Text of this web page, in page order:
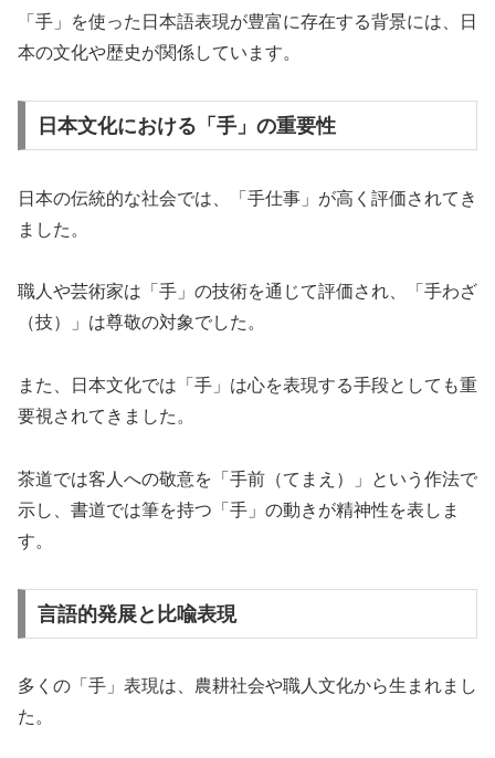
「手」を使った日本語表現が豊富に存在する背景には、日
本の文化や歴史が関係しています。
日本文化における「手」の重要性
日本の伝統的な社会では、「手仕事」が高く評価されてき
ました。
職人や芸術家は「手」の技術を通じて評価され、「手わざ
（技）」は尊敬の対象でした。
また、日本文化では「手」は心を表現する手段としても重
要視されてきました。
茶道では客人への敬意を「手前（てまえ）」という作法で
示し、書道では筆を持つ「手」の動きが精神性を表しま
す。
言語的発展と比喩表現
多くの「手」表現は、農耕社会や職人文化から生まれまし
た。